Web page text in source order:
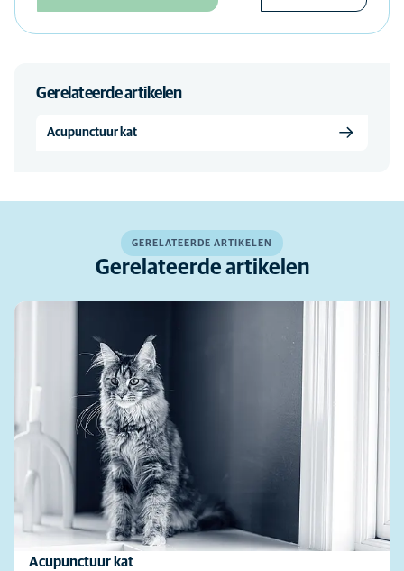
Gerelateerde artikelen
Acupunctuur kat
GERELATEERDE ARTIKELEN
Gerelateerde artikelen
Acupunctuur kat